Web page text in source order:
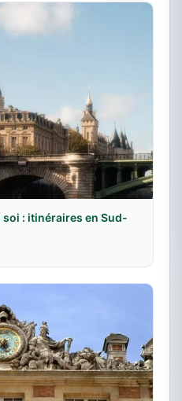
soi : itinéraires en Sud-